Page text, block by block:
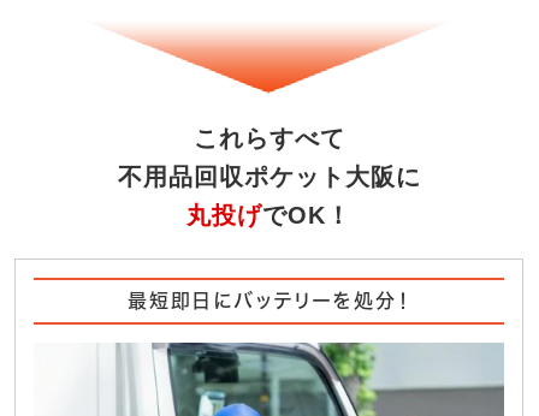
これらすべて
不用品回収ポケット大阪に
丸投げでOK！
最短即日にバッテリーを処分！